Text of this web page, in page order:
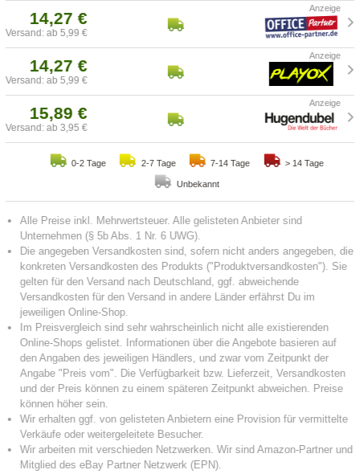
14,27 €
Versand: ab 5,99 €
14,27 €
Versand: ab 5,99 €
15,89 €
Versand: ab 3,95 €
0-2 Tage 2-7 Tage 7-14 Tage > 14 Tage
Unbekannt